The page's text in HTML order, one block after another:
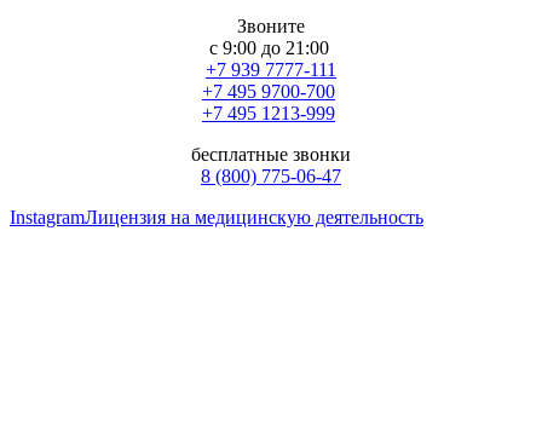
Звоните
с 9:00 до 21:00
+7 939 7777-111
+7 495 9700-700
+7 495 1213-999
бесплатные звонки
8 (800) 775-06-47
InstagramЛицензия на медицинскую деятельность